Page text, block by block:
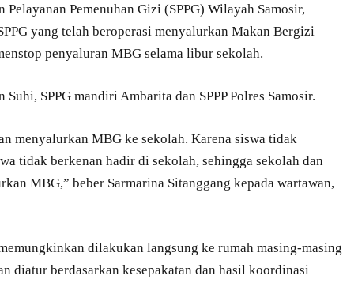
Pemenuhan Gizi (SPPG) Wilayah Samosir,
yang telah beroperasi menyalurkan Makan Bergizi
penyaluran MBG selama libur sekolah.
SPPG mandiri Ambarita dan SPPP Polres Samosir.
menyalurkan MBG ke sekolah. Karena siswa tidak
tidak berkenan hadir di sekolah, sehingga sekolah dan
MBG,” beber Sarmarina Sitanggang kepada wartawan,
dilakukan langsung ke rumah masing-masing
diatur berdasarkan kesepakatan dan hasil koordinasi